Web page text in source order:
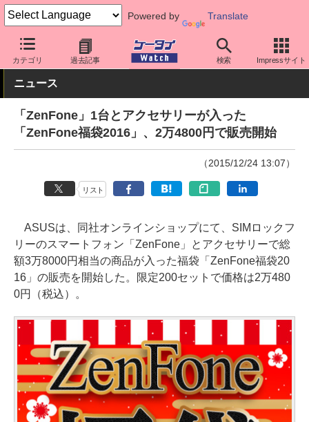
Powered by Translate
カテゴリ 過去記事 検索 Impressサイト
ケータイ Watch 格安スマホ/格安SIM 格安スマホ/SIMフリースマ
ニュース
「ZenFone」1台とアクセサリーが入った
「ZenFone福袋2016」、2万4800円で販売開始
（2015/12/24 13:07）
リスト
ASUSは、同社オンラインショップにて、SIMロックフ
リーのスマートフォン「ZenFone」とアクセサリーで総
額3万8000円相当の商品が入った福袋「ZenFone福袋20
16」の販売を開始した。限定200セットで価格は2万480
0円（税込）。